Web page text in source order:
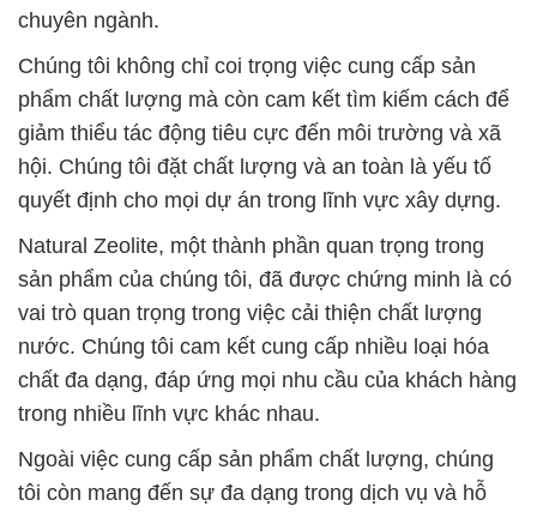
chuyên ngành.
Chúng tôi không chỉ coi trọng việc cung cấp sản
phẩm chất lượng mà còn cam kết tìm kiếm cách để
giảm thiểu tác động tiêu cực đến môi trường và xã
hội. Chúng tôi đặt chất lượng và an toàn là yếu tố
quyết định cho mọi dự án trong lĩnh vực xây dựng.
Natural Zeolite, một thành phần quan trọng trong
sản phẩm của chúng tôi, đã được chứng minh là có
vai trò quan trọng trong việc cải thiện chất lượng
nước. Chúng tôi cam kết cung cấp nhiều loại hóa
chất đa dạng, đáp ứng mọi nhu cầu của khách hàng
trong nhiều lĩnh vực khác nhau.
Ngoài việc cung cấp sản phẩm chất lượng, chúng
tôi còn mang đến sự đa dạng trong dịch vụ và hỗ